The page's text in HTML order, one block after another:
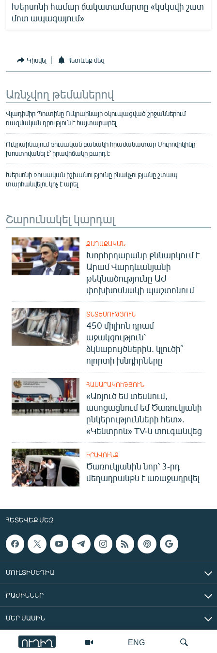
ENG
ՈՒՂԻՂ
Խերսոնի համար ճակատամարտը «կսկսվի շատ
մոտ ապագայում»
Կիսվել Հետևեք մեզ
Առնչվող թեմաներով
Վլադիմիր Պուտինը Ուկրաինայի օկուպացված շրջաններում
ռազմական դրություն է հայտարարել
Ուկրաինայում ռուսական բանակի հրամանատար Սուրովիկինը
խոստովանել է՝ իրավիճակը բարդ է
Խերսոնի ռուսական իշխանությունը բնակչությանը շտապ
տարհանվելու կոչ է արել
Շարունակել կարդալ
ՔԱՂԱՔԱԿԱՆ
Խորհրդարանը քննարկում է
Արամ Վարդևանյանի
թեկնածությունը ԱԺ
փոխխոսնակի պաշտոնում
ՏՆՏԵՍՈՒԹՅՈՒՆ
450 միլիոն դրամ
աջակցություն՝
ձկնաբույծներին. կլուծի՞
ոլորտի խնդիրները
ՀԱՍԱՐԱԿՈՒԹՅՈՒՆ
«Առյուծ եմ տեսնում,
ասոցացնում եմ Ծառուկյանի
ընկերությունների հետ».
«Կենտրոն» TV-ն տուգանվեց
ԻՐԱՎՈՒՆՔ
Ծառուկյանին նոր՝ 3-րդ
մեղադրանքն է առաջադրվել
ՀԵՏԵՎԵՔ ՄԵԶ
ՄՈՒԼՏԻՄԵԴԻԱ
ԲԱԺԻՆՆԵՐ
ՄԵՐ ՄԱՍԻՆ
«Ազատ Եվրոպա/Ազատություն» ռադիոկայան © 2026